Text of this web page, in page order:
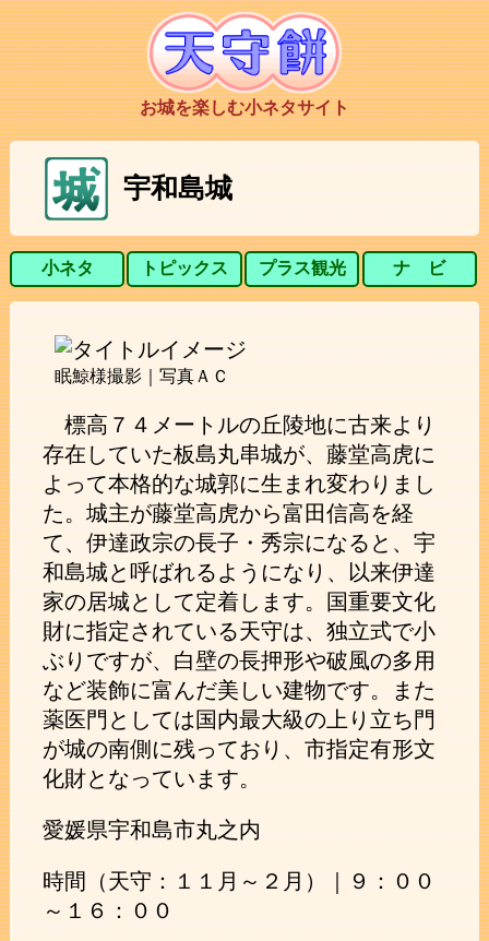
お城を楽しむ小ネタサイト
宇和島城
小ネタ トピックス プラス観光 ナ ビ
眠鯨様撮影｜写真ＡＣ
標高７４メートルの丘陵地に古来より
存在していた板島丸串城が、藤堂高虎に
よって本格的な城郭に生まれ変わりまし
た。城主が藤堂高虎から富田信高を経
て、伊達政宗の長子・秀宗になると、宇
和島城と呼ばれるようになり、以来伊達
家の居城として定着します。国重要文化
財に指定されている天守は、独立式で小
ぶりですが、白壁の長押形や破風の多用
など装飾に富んだ美しい建物です。また
薬医門としては国内最大級の上り立ち門
が城の南側に残っており、市指定有形文
化財となっています。
愛媛県宇和島市丸之内
時間（天守：１１月～２月）｜９：００
～１６：００